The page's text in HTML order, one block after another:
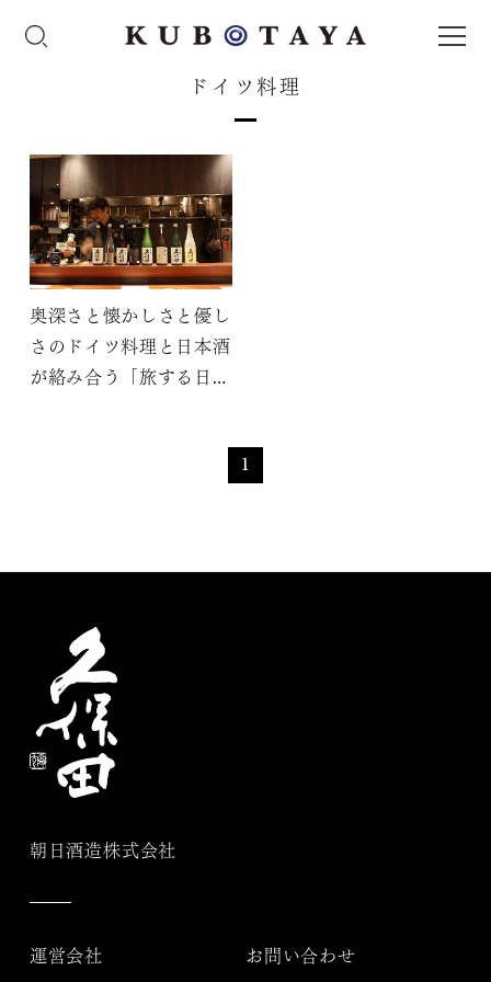
ドイツ料理
奥深さと懐かしさと優し
さのドイツ料理と日本酒
が絡み合う「旅する日本
1
朝日酒造株式会社
運営会社 お問い合わせ